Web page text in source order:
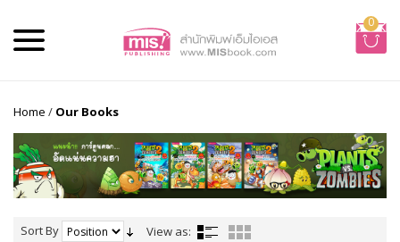
0
Home / Our Books
Sort By
View as: